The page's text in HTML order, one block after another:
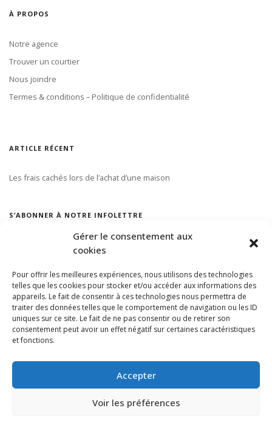
Gérer le consentement aux
cookies
Pour offrir les meilleures expériences, nous utilisons des technologies
telles que les cookies pour stocker et/ou accéder aux informations des
appareils. Le fait de consentir à ces technologies nous permettra de
traiter des données telles que le comportement de navigation ou les ID
uniques sur ce site. Le fait de ne pas consentir ou de retirer son
consentement peut avoir un effet négatif sur certaines caractéristiques
et fonctions.
Accepter
Voir les préférences
À PROPOS
Notre agence
Trouver un courtier
Nous joindre
Termes & conditions – Politique de confidentialité
ARTICLE RÉCENT
Les frais cachés lors de l’achat d’une maison
S’ABONNER À NOTRE INFOLETTRE